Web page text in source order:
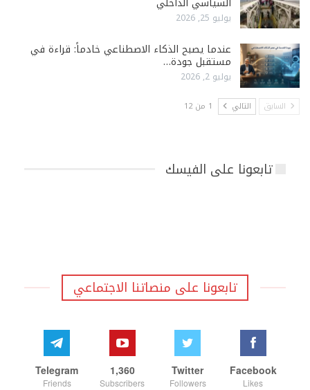
يوليو 25, 2026
عندما يصبح الذكاء الاصطناعي خادماً: قراءة في
مستقبل جودة…
يوليو 2, 2026
السابق التالي 1 من 12
تابعونا على الفيسك
تابعونا على منصاتنا الاجتماعي
Facebook
Likes
Twitter
Followers
1,360
Subscribers
Telegram
Friends